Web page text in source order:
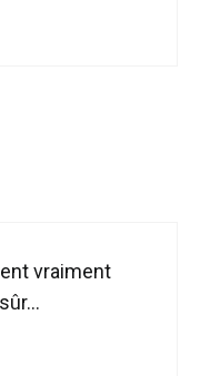
vraiment